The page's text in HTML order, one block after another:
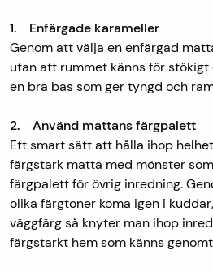
1. Enfärgade karameller
Genom att välja en enfärgad
utan att rummet känns för
en bra bas som ger tyngd och
2. Använd mattans färgpalett
Ett smart sätt att hålla ihop
färgstark matta med mönster
färgpalett för övrig inredning.
olika färgtoner koma igen i
väggfärg så knyter man ihop
färgstarkt hem som känns